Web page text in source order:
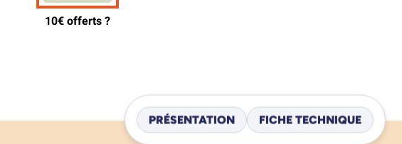
PRÉSENTATION FICHE TECHNIQUE